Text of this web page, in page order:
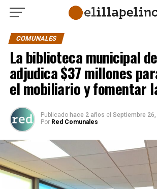
COMUNALES
La biblioteca municipal
adjudica $37 millones
el mobiliario y fomentar
Publicado hace 2 años el Septiembre 26,
Por Red Comunales